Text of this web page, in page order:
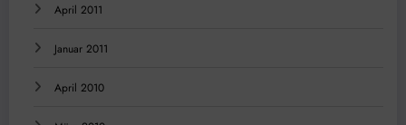
April 2011
Januar 2011
April 2010